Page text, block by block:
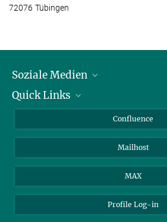
72076 Tübingen
Soziale Medien
LinkedIn
Quick Links
Für Journalisten und Journalistinnen
Ihr Weg zu uns
Confluence
Mailhost
MAX
Profile Log-in